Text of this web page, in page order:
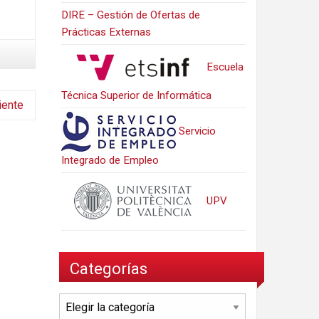
DIRE – Gestión de Ofertas de
Prácticas Externas
Escuela
Técnica Superior de Informática
Servicio
Integrado de Empleo
UPV
Categorías
Categorías